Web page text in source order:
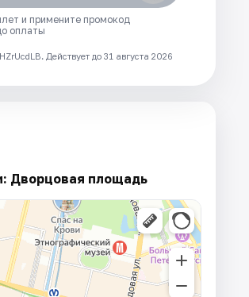
и примените промокод
оплаты
Действует до 31 августа 2026
Дворцовая площадь